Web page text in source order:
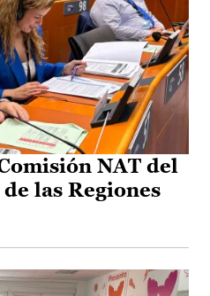
NAT del
las Regiones